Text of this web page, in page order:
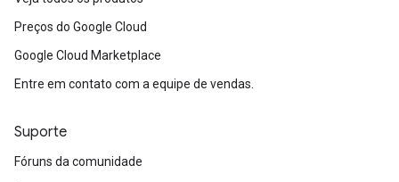
Preços do Google Cloud
Google Cloud Marketplace
Entre em contato com a equipe de vendas.
Suporte
Fóruns da comunidade